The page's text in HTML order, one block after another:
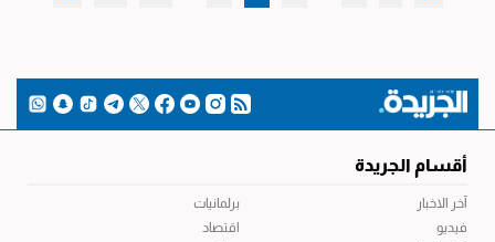
أقسام الجريدة
آخر الاخبار
فيديو
برلمانيات
اقتصاد